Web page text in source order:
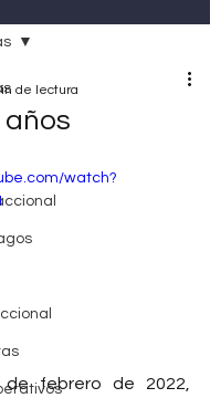
de lectura
watch?
febrero de 2022,